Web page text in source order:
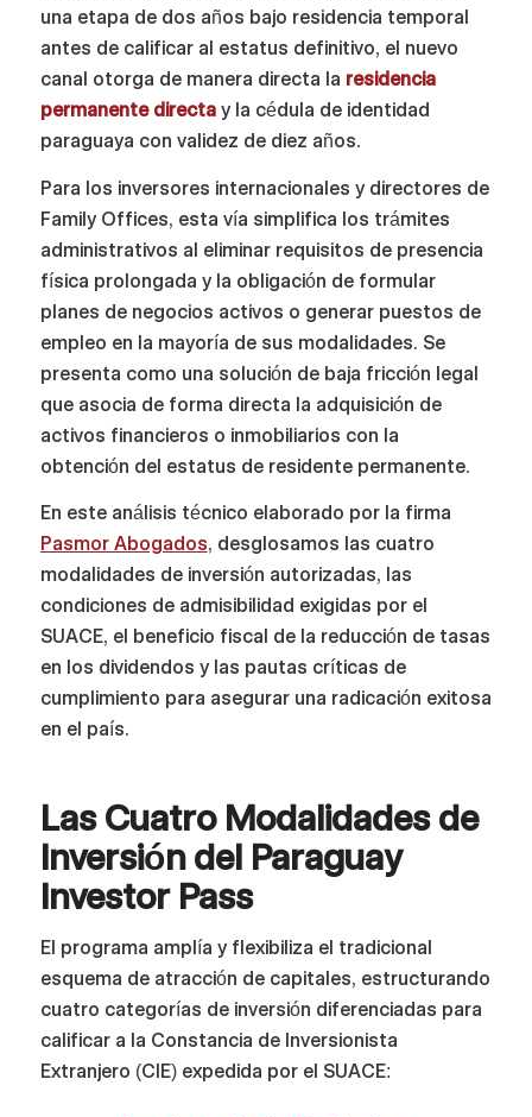
una etapa de dos años bajo residencia temporal
antes de calificar al estatus definitivo, el nuevo
canal otorga de manera directa la residencia
permanente directay la cédula de identidad
paraguaya con validez de diez años.
Para los inversores internacionales y directores de
Family Offices, esta vía simplifica los trámites
administrativos al eliminar requisitos de presencia
física prolongada y la obligación de formular
planes de negocios activos o generar puestos de
empleo en la mayoría de sus modalidades. Se
presenta como una solución de baja fricción legal
que asocia de forma directa la adquisición de
activos financieros o inmobiliarios con la
obtención del estatus de residente permanente.
En este análisis técnico elaborado por la firma
Pasmor Abogados, desglosamos las cuatro
modalidades de inversión autorizadas, las
condiciones de admisibilidad exigidas por el
SUACE, el beneficio fiscal de la reducción de tasas
en los dividendos y las pautas críticas de
cumplimiento para asegurar una radicación exitosa
en el país.
Las Cuatro Modalidades de
Inversión del Paraguay
Investor Pass
El programa amplía y flexibiliza el tradicional
esquema de atracción de capitales, estructurando
cuatro categorías de inversión diferenciadas para
calificar a la Constancia de Inversionista
Extranjero (CIE) expedida por el SUACE: